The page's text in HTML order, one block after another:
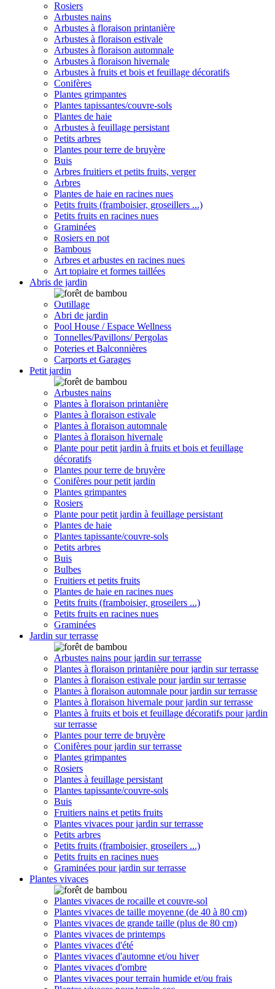
Rosiers
Arbustes nains
Arbustes à floraison printanière
Arbustes à floraison estivale
Arbustes à floraison automnale
Arbustes à floraison hivernale
Arbustes à fruits et bois et feuillage décoratifs
Conifères
Plantes grimpantes
Plantes tapissantes/couvre-sols
Plantes de haie
Arbustes à feuillage persistant
Petits arbres
Plantes pour terre de bruyère
Buis
Arbres fruitiers et petits fruits, verger
Arbres
Plantes de haie en racines nues
Petits fruits (framboisier, groseillers ...)
Petits fruits en racines nues
Graminées
Rosiers en pot
Bambous
Arbres et arbustes en racines nues
Art topiaire et formes taillées
Abris de jardin
Outillage
Abri de jardin
Pool House / Espace Wellness
Tonnelles/Pavillons/ Pergolas
Poteries et Balconnières
Carports et Garages
Petit jardin
Arbustes nains
Plantes à floraison printanière
Plantes à floraison estivale
Plantes à floraison automnale
Plantes à floraison hivernale
Plante pour petit jardin à fruits et bois et feuillage
décoratifs
Plantes pour terre de bruyère
Conifères pour petit jardin
Plantes grimpantes
Rosiers
Plante pour petit jardin à feuillage persistant
Plantes de haie
Plantes tapissante/couvre-sols
Petits arbres
Buis
Bulbes
Fruitiers et petits fruits
Plantes de haie en racines nues
Petits fruits (framboisier, groseilers ...)
Petits fruits en racines nues
Graminées
Jardin sur terrasse
Arbustes nains pour jardin sur terrasse
Plantes à floraison printanière pour jardin sur terrasse
Plantes à floraison estivale pour jardin sur terrasse
Plantes à floraison automnale pour jardin sur terrasse
Plantes à floraison hivernale pour jardin sur terrasse
Plantes à fruits et bois et feuillage décoratifs pour jardin
sur terrasse
Plantes pour terre de bruyère
Conifères pour jardin sur terrasse
Plantes grimpantes
Rosiers
Plantes à feuillage persistant
Plantes tapissante/couvre-sols
Buis
Fruitiers nains et petits fruits
Plantes vivaces pour jardin sur terrasse
Petits arbres
Petits fruits (framboisier, groseilers ...)
Petits fruits en racines nues
Graminées pour jardin sur terrasse
Plantes vivaces
Plantes vivaces de rocaille et couvre-sol
Plantes vivaces de taille moyenne (de 40 à 80 cm)
Plantes vivaces de grande taille (plus de 80 cm)
Plantes vivaces de printemps
Plantes vivaces d'été
Plantes vivaces d'automne et/ou hiver
Plantes vivaces d'ombre
Plantes vivaces pour terrain humide et/ou frais